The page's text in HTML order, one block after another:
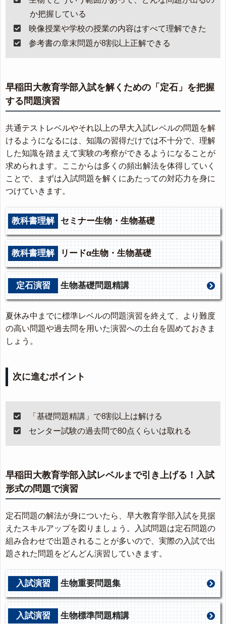
か把握している
映像授業や学校の授業の内容はすべて理解できた
参考書の章末問題が8割以上正解できる
早稲田大教育学部入試を解くための「定石」を把握
する問題演習
共通テストレベルやそれ以上の早大入試レベルの問題を解
けるようになるには、知識の習得だけでは不十分で、理解
した知識を踏まえて実験の考察ができるようになることが
求められます。ここからは多くの頻出解法を体得していく
ことで、まずは入試問題を解くにあたっての対応力を身に
つけていきます。
教科書理解 セミナー生物・生物基礎
教科書理解 リードα生物・生物基礎
定石演習 生物基礎問題精講
夏休み中までに標準レベルの問題演習を終えて、より難度
の高い問題や過去問を用いた演習への土台を固めておきま
しょう。
次に進むポイント
「基礎問題精講」で8割以上は解ける
センター試験の過去問で80点くらいは取れる
早稲田大教育学部入試レベルまで引き上げる！入試
形式の問題で演習
定石問題の解法が身についたら、早大教育学部入試を見据
えたスキルアップを図りましょう。入試問題は定石問題の
組み合わせで出題されることが多いので、実際の入試で出
題された問題をどんどん演習していきます。
入試演習 生物重要問題集
入試演習 生物標準問題精講